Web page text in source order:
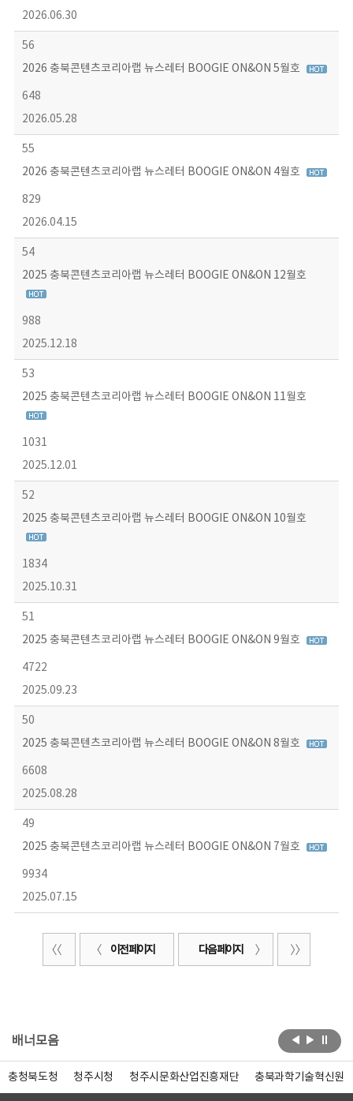
2026.06.30
56
2026 충북콘텐츠코리아랩 뉴스레터 BOOGIE ON&ON 5월호
648
2026.05.28
55
2026 충북콘텐츠코리아랩 뉴스레터 BOOGIE ON&ON 4월호
829
2026.04.15
54
2025 충북콘텐츠코리아랩 뉴스레터 BOOGIE ON&ON 12월호
988
2025.12.18
53
2025 충북콘텐츠코리아랩 뉴스레터 BOOGIE ON&ON 11월호
1031
2025.12.01
52
2025 충북콘텐츠코리아랩 뉴스레터 BOOGIE ON&ON 10월호
1834
2025.10.31
51
2025 충북콘텐츠코리아랩 뉴스레터 BOOGIE ON&ON 9월호
4722
2025.09.23
50
2025 충북콘텐츠코리아랩 뉴스레터 BOOGIE ON&ON 8월호
6608
2025.08.28
49
2025 충북콘텐츠코리아랩 뉴스레터 BOOGIE ON&ON 7월호
9934
2025.07.15
이전 페이지 다음 페이지
배너모음
충청북도청 청주시청 청주시문화산업진흥재단 충북과학기술혁신원